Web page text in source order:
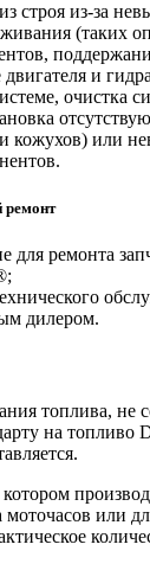
строя из-за
(таких
и
очистка
кожухов) или
ремонт
для ремонта
дилером.
топлива, не
на топливо
моточасов или